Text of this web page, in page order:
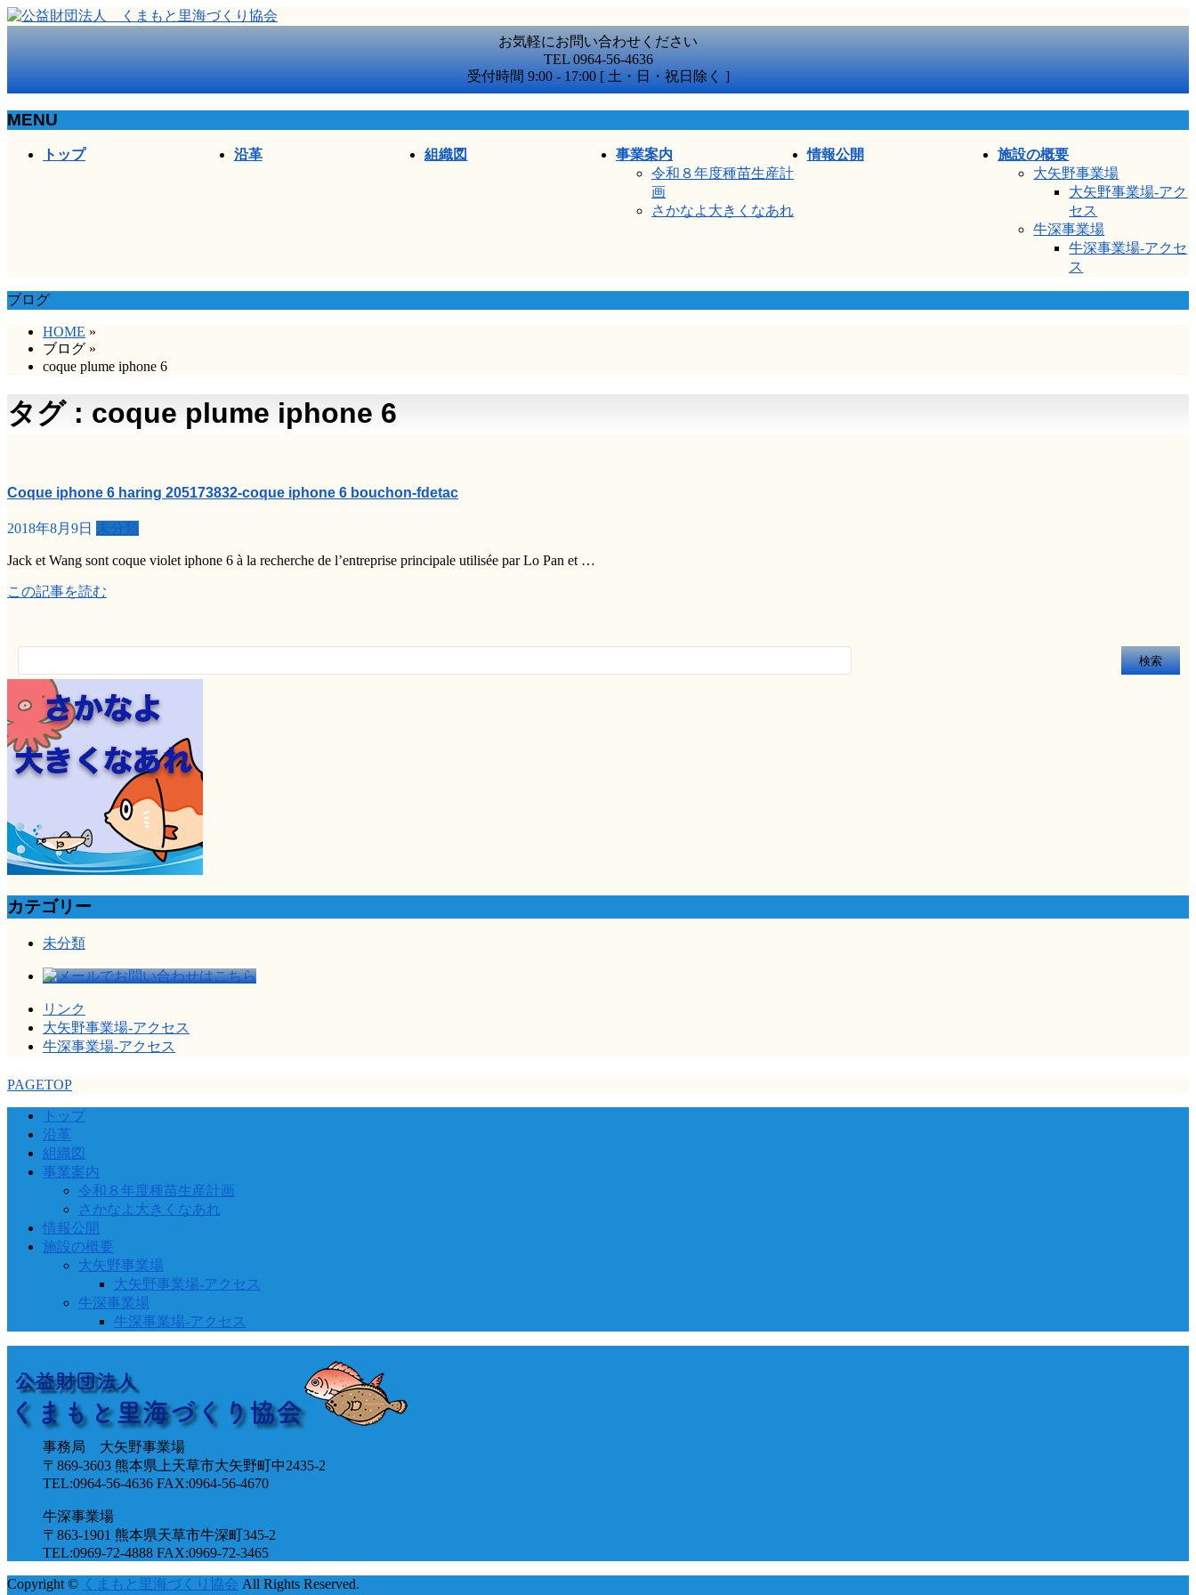
お気軽にお問い合わせください
TEL 0964-56-4636
受付時間 9:00 - 17:00 [ 土・日・祝日除く ]
MENU
トップ 沿革 組織図
事業案内
令和８年度種苗生産計
画
さかなよ大きくなあれ
情報公開
施設の概要
大矢野事業場
大矢野事業場-アク
セス
牛深事業場
牛深事業場-アクセ
ス
ブログ
HOME »
ブログ »
coque plume iphone 6
タグ : coque plume iphone 6
Coque iphone 6 haring 205173832-coque iphone 6 bouchon-fdetac
2018年8月9日 未分類
Jack et Wang sont coque violet iphone 6 à la recherche de l’entreprise principale utilisée par Lo Pan et …
この記事を読む
索:
カテゴリー
未分類
リンク
大矢野事業場-アクセス
牛深事業場-アクセス
PAGETOP
トップ
沿革
組織図
事業案内
令和８年度種苗生産計画
さかなよ大きくなあれ
情報公開
施設の概要
大矢野事業場
大矢野事業場-アクセス
牛深事業場
牛深事業場-アクセス
事務局 大矢野事業場
〒869-3603 熊本県上天草市大矢野町中2435-2
TEL:0964-56-4636 FAX:0964-56-4670
牛深事業場
〒863-1901 熊本県天草市牛深町345-2
TEL:0969-72-4888 FAX:0969-72-3465
Copyright © くまもと里海づくり協会 All Rights Reserved.